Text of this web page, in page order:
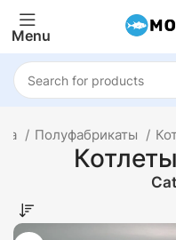
Menu
Полуфабрикаты